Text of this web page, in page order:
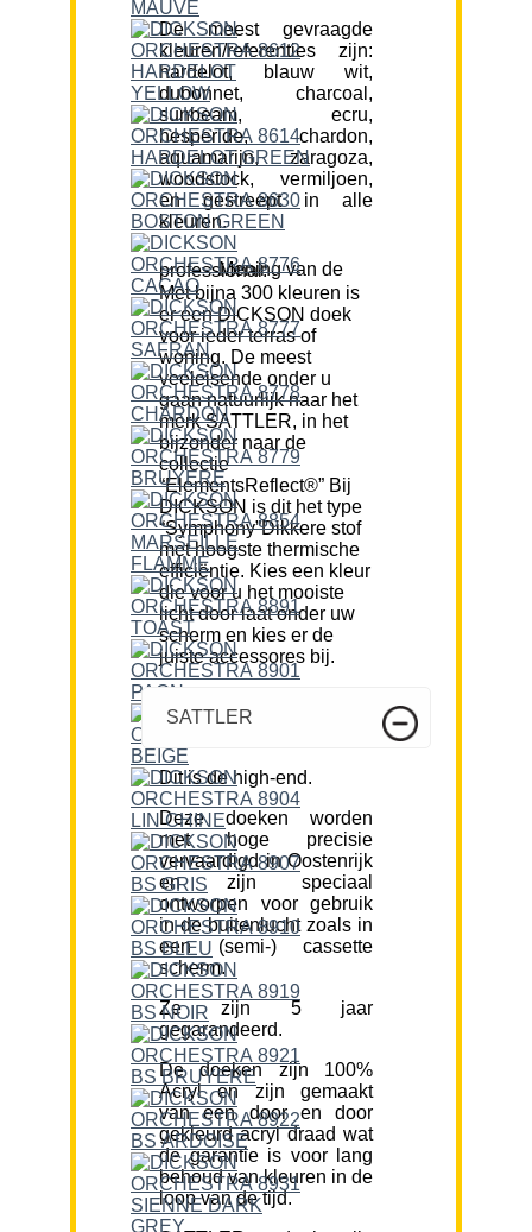
De meest gevraagde
kleuren/referenties zijn:
hardelot, blauw wit,
dubonnet, charcoal,
sunbeam, ecru,
hesperide, chardon,
aquamarijn, zaragoza,
woodstock, vermiljoen,
en gestreept in alle
kleuren.
Mening van de professional:
Met bijna 300 kleuren is
er een DICKSON doek
voor ieder terras of
woning. De meest
veeleisende onder u
gaan natuurlijk naar het
merk SATTLER, in het
bijzonder naar de
collectie
“ElementsReflect®” Bij
DICKSON is dit het type
“Symphony”Dikkere stof
met hoogste thermische
efficiëntie. Kies een kleur
die voor u het mooiste
licht door laat onder uw
scherm en kies er de
juiste accessores bij.
SATTLER
Dit is de high-end.
Deze doeken worden
met hoge precisie
vervaardigd in Oostenrijk
en zijn speciaal
ontworpen voor gebruik
in de buitenlucht zoals in
een (semi-) cassette
scherm.
Ze zijn 5 jaar
gegarandeerd.
De doeken zijn 100%
Acryl en zijn gemaakt
van een door en door
gekleurd acryl draad wat
de garantie is voor lang
behoud van kleuren in de
loop van de tijd.